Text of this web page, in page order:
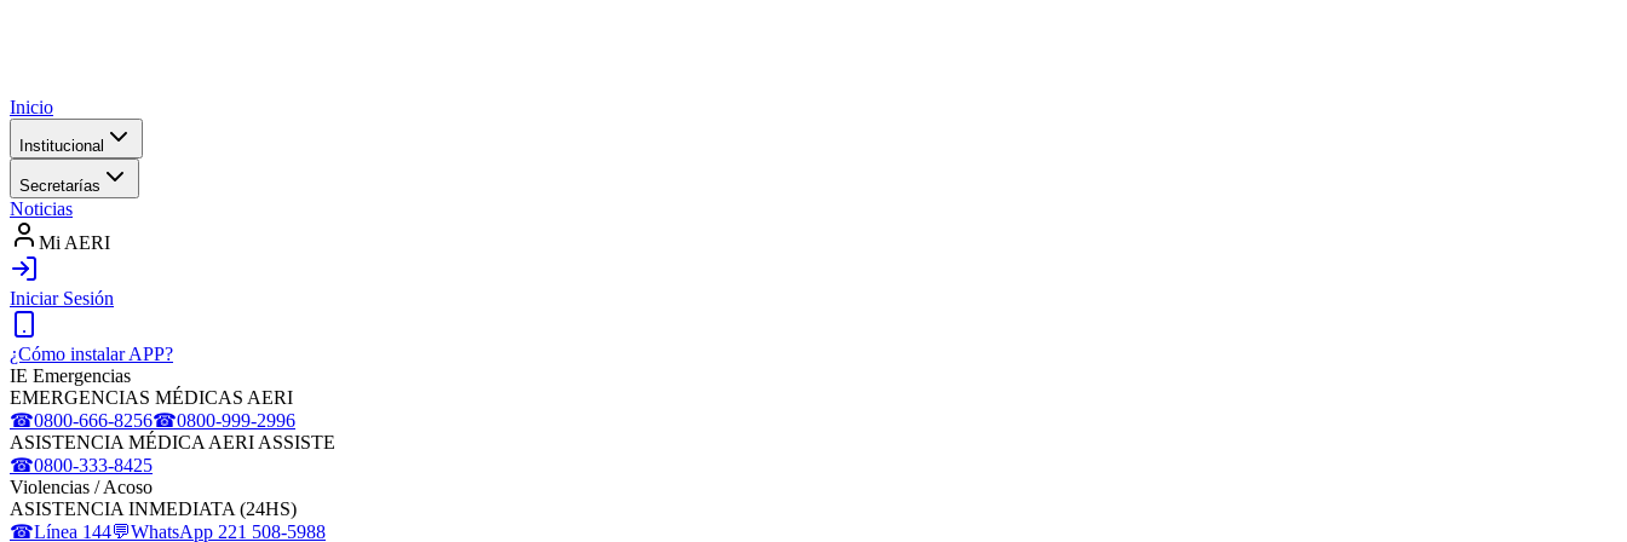
Inicio
Institucional
Secretarías
Noticias
Mi AERI
Iniciar Sesión
¿Cómo instalar APP?
IE Emergencias
EMERGENCIAS MÉDICAS AERI
☎0800-666-8256☎0800-999-2996
ASISTENCIA MÉDICA AERI ASSISTE
☎0800-333-8425
Violencias / Acoso
ASISTENCIA INMEDIATA (24HS)
☎Línea 144💬WhatsApp 221 508-5988